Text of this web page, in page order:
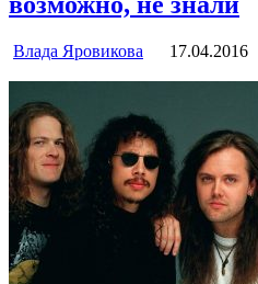
Влада Яровикова 17.04.2016